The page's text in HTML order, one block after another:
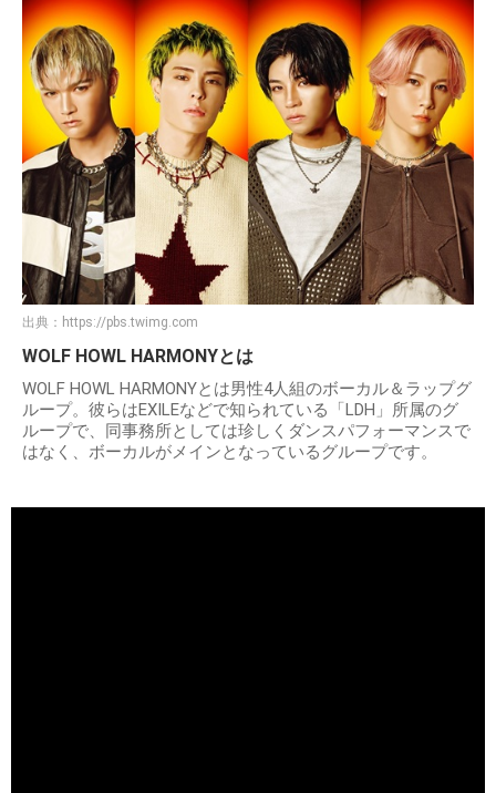
出典： https://pbs.twimg.com
WOLF HOWL HARMONYとは
WOLF HOWL HARMONYとは男性4人組のボーカル＆ラップグ
ループ。彼らはEXILEなどで知られている「LDH」所属のグ
ループで、同事務所としては珍しくダンスパフォーマンスで
はなく、ボーカルがメインとなっているグループです。